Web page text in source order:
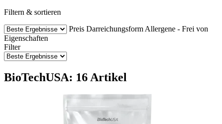
Filtern & sortieren
Preis Darreichungsform Allergene - Frei von
Eigenschaften
Filter
BioTechUSA: 16 Artikel